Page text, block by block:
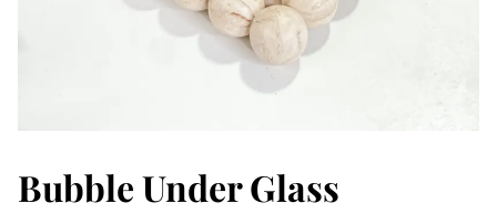
Bubble Under Glass